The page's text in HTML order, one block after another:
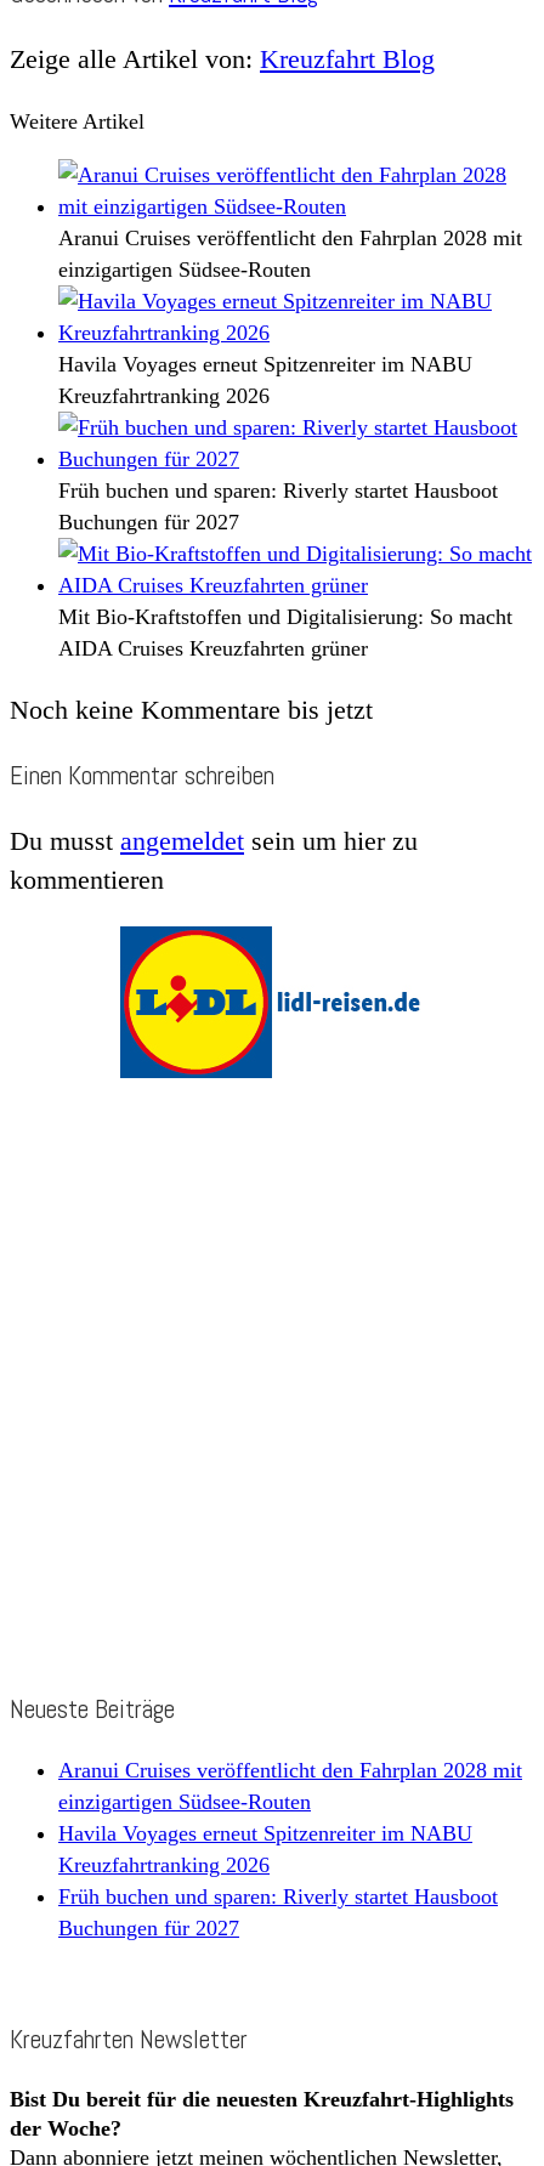
Zeige alle Artikel von: Kreuzfahrt Blog
Weitere Artikel
Aranui Cruises veröffentlicht den Fahrplan 2028 mit
einzigartigen Südsee-Routen
Havila Voyages erneut Spitzenreiter im NABU
Kreuzfahrtranking 2026
Früh buchen und sparen: Riverly startet Hausboot
Buchungen für 2027
Mit Bio-Kraftstoffen und Digitalisierung: So macht
AIDA Cruises Kreuzfahrten grüner
Noch keine Kommentare bis jetzt
Einen Kommentar schreiben
Du musst angemeldet sein um hier zu
kommentieren
Neueste Beiträge
Aranui Cruises veröffentlicht den Fahrplan 2028 mit
einzigartigen Südsee-Routen
Havila Voyages erneut Spitzenreiter im NABU
Kreuzfahrtranking 2026
Früh buchen und sparen: Riverly startet Hausboot
Buchungen für 2027
Kreuzfahrten Newsletter
Bist Du bereit für die neuesten Kreuzfahrt-Highlights
der Woche?
Dann abonniere jetzt meinen wöchentlichen Newsletter,